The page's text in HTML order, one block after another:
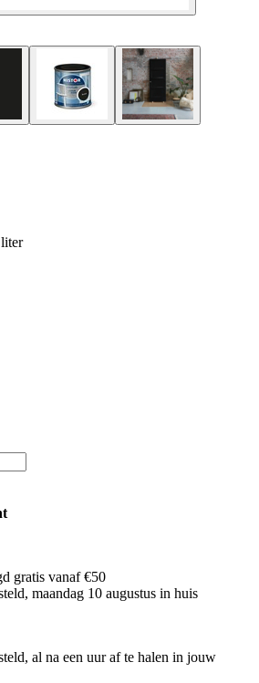
liter
gratis vanaf €50
maandag 10 augustus in huis
al na een uur af te halen in jouw